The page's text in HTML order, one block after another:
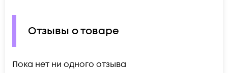
Отзывы о товаре
Пока нет ни одного отзыва